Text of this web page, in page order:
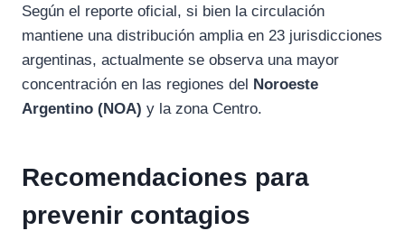
Según el reporte oficial, si bien la circulación
mantiene una distribución amplia en 23 jurisdicciones
argentinas, actualmente se observa una mayor
concentración en las regiones del Noroeste
Argentino (NOA) y la zona Centro.
Recomendaciones para
prevenir contagios